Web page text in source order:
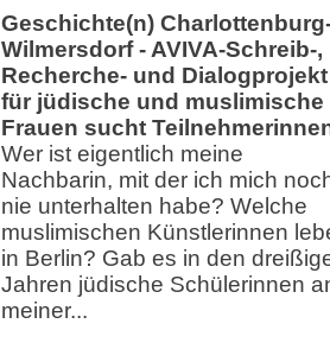
Geschichte(n)
Wilmersdorf - AVIVA-Schreib-,
Recherche- und Dialogprojekt
für jüdische und muslimische
Frauen sucht
Wer ist eigentlich meine
Nachbarin, mit der ich mich
nie unterhalten habe? Welche
muslimischen Künstlerinnen
in Berlin? Gab es in den
Jahren jüdische Schülerinnen
meiner...